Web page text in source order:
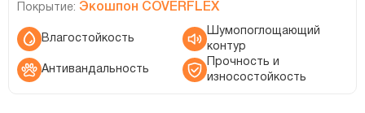
Покрытие: Экошпон COVERFLEX
Влагостойкость
Шумопоглощающий
контур
Антивандальность
Прочность и
износостойкость